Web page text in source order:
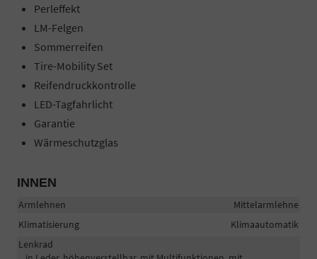
Perleffekt
LM-Felgen
Sommerreifen
Tire-Mobility Set
Reifendruckkontrolle
LED-Tagfahrlicht
Garantie
Wärmeschutzglas
INNEN
Armlehnen
Mittelarmlehne
Klimatisierung
Klimaautomatik
Lenkrad